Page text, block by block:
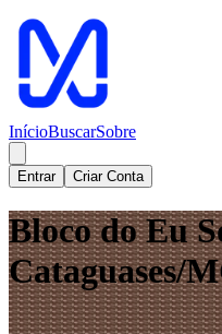
InícioBuscarSobre
Entrar Criar Conta
Bloco do Eu
Cataguases/